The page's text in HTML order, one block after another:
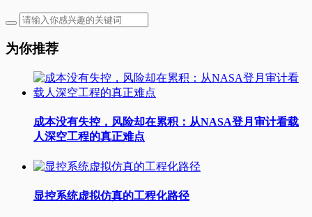
为你推荐
成本没有失控，风险却在累积：从NASA登月审计看载
人深空工程的真正难点
显控系统虚拟仿真的工程化路径